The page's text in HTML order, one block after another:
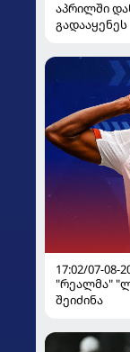
აპრილში
გადააყენეს
17:02/07-08-
"რეალმა"
შეიძინა